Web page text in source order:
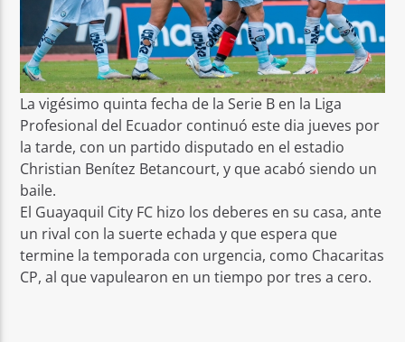
La vigésimo quinta fecha de la Serie B en la Liga
Profesional del Ecuador continuó este dia jueves por
la tarde, con un partido disputado en el estadio
Christian Benítez Betancourt, y que acabó siendo un
baile.
El Guayaquil City FC hizo los deberes en su casa, ante
un rival con la suerte echada y que espera que
termine la temporada con urgencia, como Chacaritas
CP, al que vapulearon en un tiempo por tres a cero.